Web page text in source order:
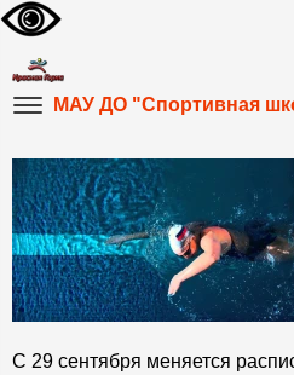
МАУ ДО "Спортивная
С 29 сентября меняется